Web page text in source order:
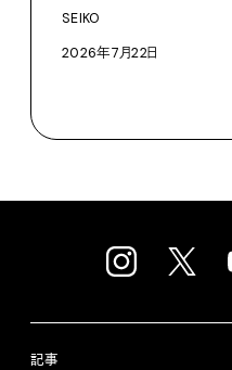
SEIKO
2026年7月22日
記事